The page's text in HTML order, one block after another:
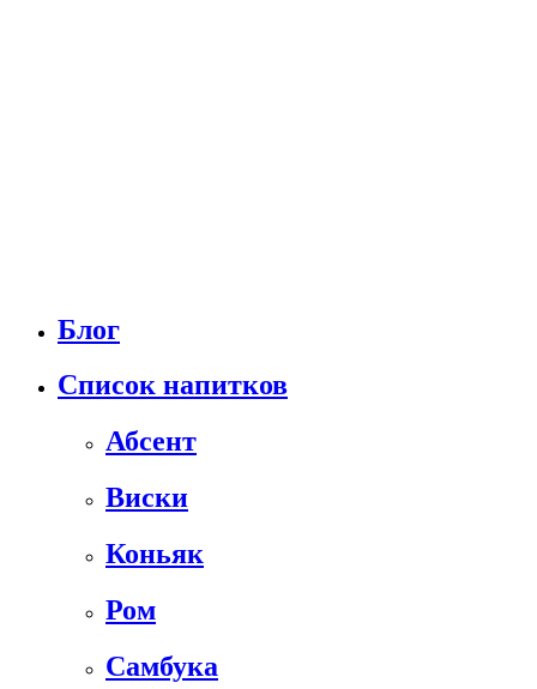
Блог
Список напитков
Абсент
Виски
Коньяк
Ром
Самбука